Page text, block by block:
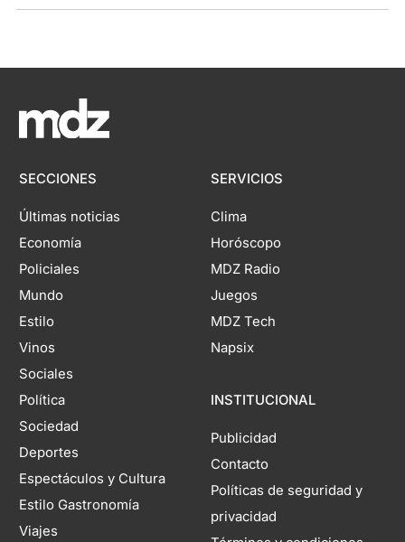
SECCIONES
Últimas noticias
Economía
Policiales
Mundo
Estilo
Vinos
Sociales
Política
Sociedad
Deportes
Espectáculos y Cultura
Estilo Gastronomía
Viajes
SERVICIOS
Clima
Horóscopo
MDZ Radio
Juegos
MDZ Tech
Napsix
INSTITUCIONAL
Publicidad
Contacto
Políticas de seguridad y
privacidad